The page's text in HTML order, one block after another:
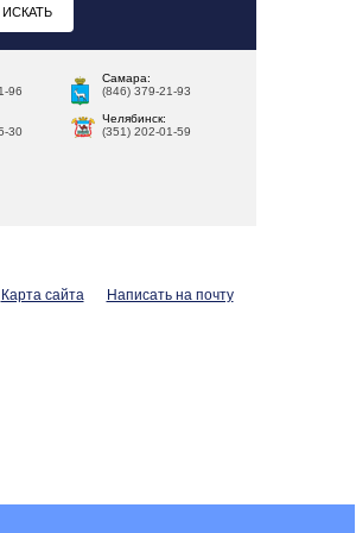
96
Самара:
(846) 379-21-93
30
Челябинск:
(351) 202-01-59
Карта сайта Написать на почту